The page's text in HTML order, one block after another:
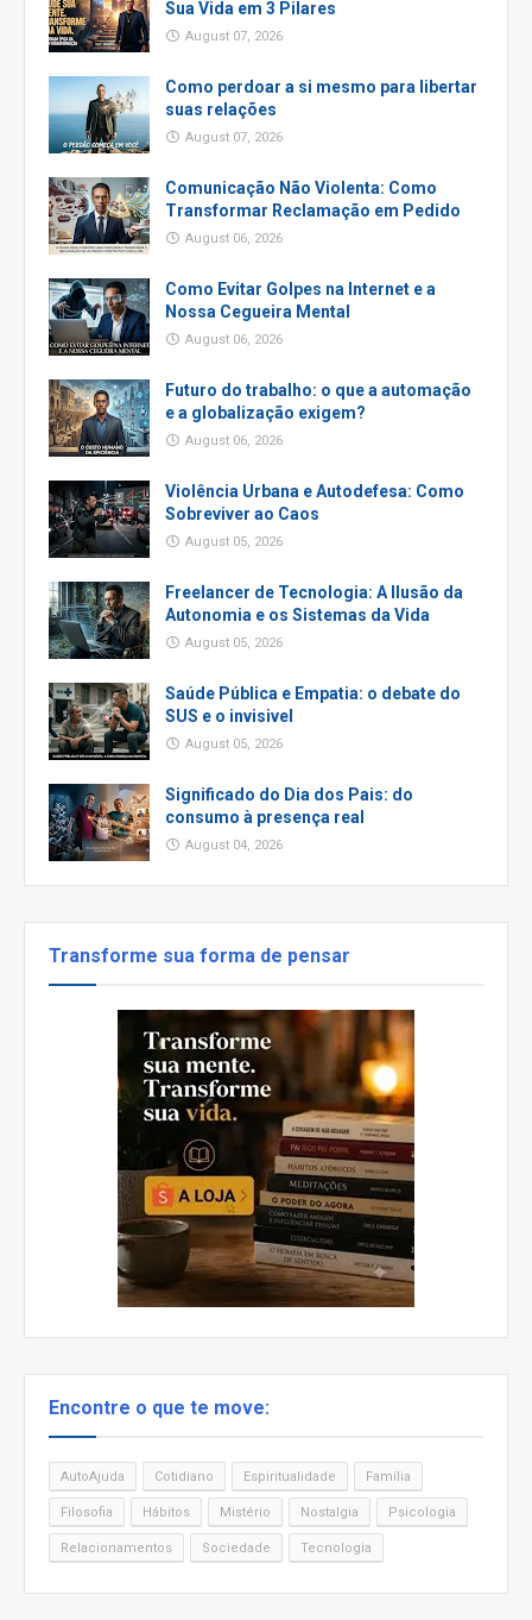
Sua Vida em 3 Pilares
August 07, 2026
Como perdoar a si mesmo para libertar
suas relações
August 07, 2026
Comunicação Não Violenta: Como
Transformar Reclamação em Pedido
August 06, 2026
Como Evitar Golpes na Internet e a
Nossa Cegueira Mental
August 06, 2026
Futuro do trabalho: o que a automação
e a globalização exigem?
August 06, 2026
Violência Urbana e Autodefesa: Como
Sobreviver ao Caos
August 05, 2026
Freelancer de Tecnologia: A Ilusão da
Autonomia e os Sistemas da Vida
August 05, 2026
Saúde Pública e Empatia: o debate do
SUS e o invisivel
August 05, 2026
Significado do Dia dos Pais: do
consumo à presença real
August 04, 2026
Transforme sua forma de pensar
Encontre o que te move:
AutoAjuda Cotidiano Espiritualidade Família
Filosofia Hábitos Mistério Nostalgia Psicologia
Relacionamentos Sociedade Tecnologia